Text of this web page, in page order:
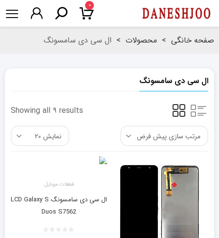
۰
صفحه خانگی > محصولات > ال سی دی سامسونگ
ال سی دی سامسونگ
Showing all ۹ results
قطعات موبایل
ال سی دی سامسونگ LCD Galaxy S
Duos S7562